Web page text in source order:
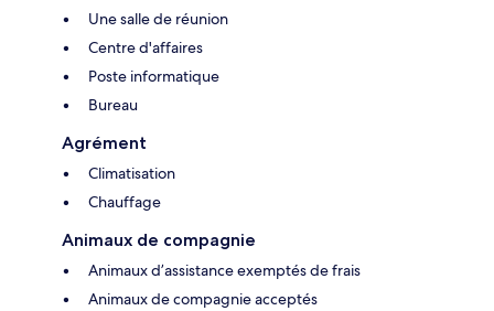
Une salle de réunion
Centre d'affaires
Poste informatique
Bureau
Agrément
Climatisation
Chauffage
Animaux de compagnie
Animaux d’assistance exemptés de frais
Animaux de compagnie acceptés